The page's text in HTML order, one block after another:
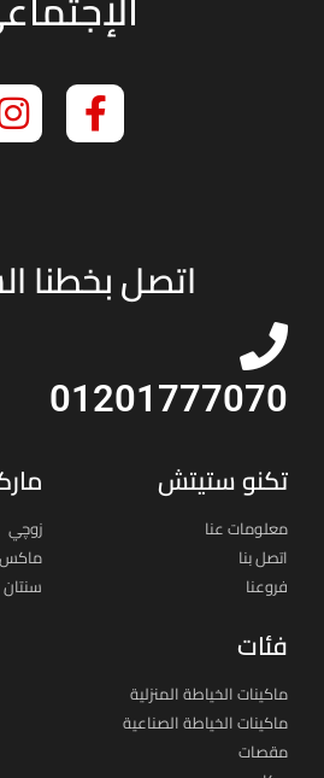
اتصل بخطنا
01201777070
تكنو ستيتش
معلومات عنا
اتصل بنا
فروعنا
زوچي
ماكس
سنتان
فئات
ماكينات الخياطة المنزلية
ماكينات الخياطة الصناعية
مقصات